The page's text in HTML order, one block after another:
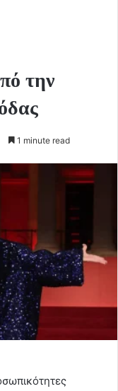
την
1 minute read